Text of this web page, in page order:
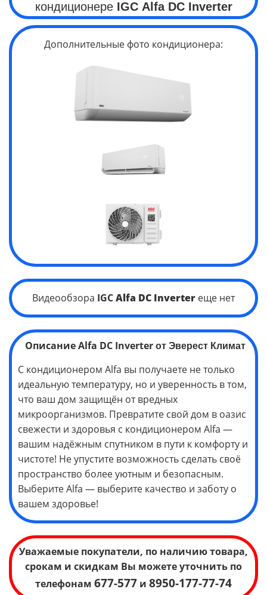
кондиционере IGC Alfa DC Inverter
Дополнительные фото кондиционера:
Видеообзора IGCAlfa DC Inverter еще нет
Описание Alfa DC Inverter от Эверест Климат
С кондиционером Alfa вы получаете не только
идеальную температуру, но и уверенность в том,
что ваш дом защищён от вредных
микроорганизмов. Превратите свой дом в оазис
свежести и здоровья с кондиционером Alfa —
вашим надёжным спутником в пути к комфорту и
чистоте! Не упустите возможность сделать своё
пространство более уютным и безопасным.
Выберите Alfa — выберите качество и заботу о
вашем здоровье!
Уважаемые покупатели, по наличию товара,
срокам и скидкам Вы можете уточнить по
телефонам 677-577 и 8950-177-77-74